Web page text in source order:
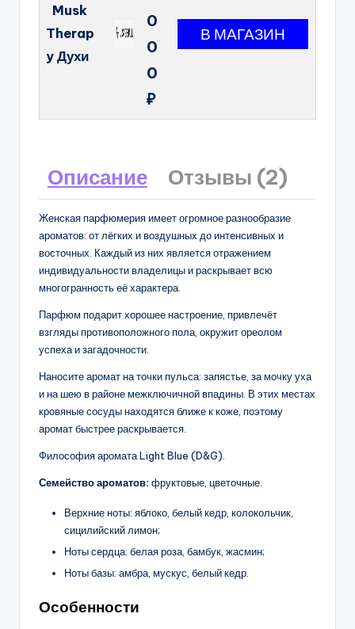
Musk
Therap
y Духи
0
0
0
₽
Описание Отзывы (2)
Женская парфюмерия имеет огромное разнообразие
ароматов: от лёгких и воздушных до интенсивных и
восточных. Каждый из них является отражением
индивидуальности владелицы и раскрывает всю
многогранность её характера.
Парфюм подарит хорошее настроение, привлечёт
взгляды противоположного пола, окружит ореолом
успеха и загадочности.
Наносите аромат на точки пульса: запястье, за мочку уха
и на шею в районе межключичной впадины. В этих местах
кровяные сосуды находятся ближе к коже, поэтому
аромат быстрее раскрывается.
Философия аромата Light Blue (D&G).
Семейство ароматов: фруктовые, цветочные.
Верхние ноты: яблоко, белый кедр, колокольчик,
сицилийский лимон;
Ноты сердца: белая роза, бамбук, жасмин;
Ноты базы: амбра, мускус, белый кедр.
Особенности